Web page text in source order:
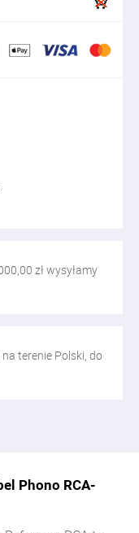
zł wysyłamy
terenie Polski, do
Phono RCA-